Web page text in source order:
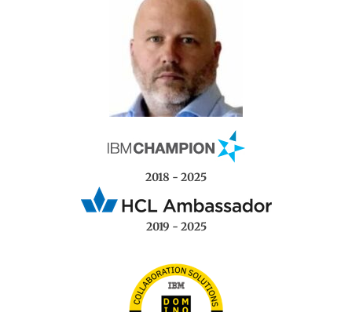
2018 - 2025
2019 - 2025